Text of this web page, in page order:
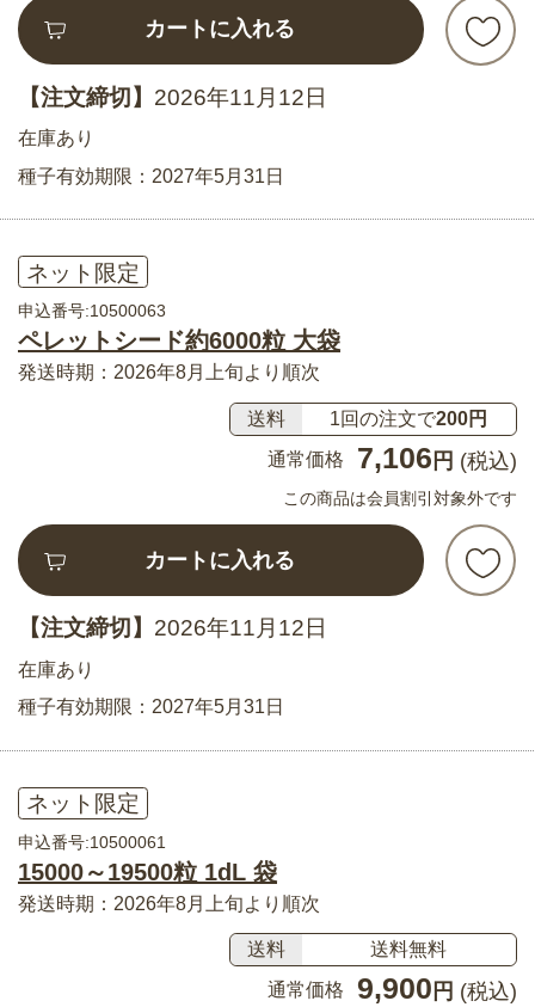
カートに入れる
【注文締切】 2026年11月12日
在庫あり
種子有効期限：2027年5月31日
ネット限定
申込番号:10500063
ペレットシード約6000粒 大袋
発送時期：2026年8月上旬より順次
送料 1回の注文で200円
通常価格
7,106 円 (税込)
この商品は会員割引対象外です
カートに入れる
【注文締切】 2026年11月12日
在庫あり
種子有効期限：2027年5月31日
ネット限定
申込番号:10500061
15000～19500粒 1dL 袋
発送時期：2026年8月上旬より順次
送料
送料無料
通常価格
9,900 円 (税込)